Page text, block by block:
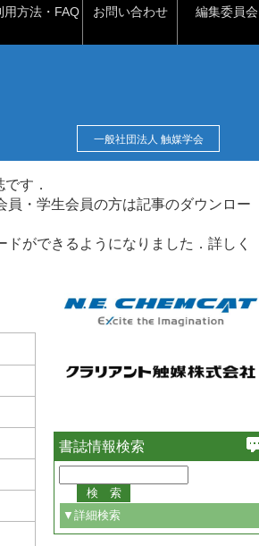
用方法・FAQ お問い合わせ 編集委員会
一般社団法人 触媒学会
す．
・学生会員の方は記事のダウンロー
ができるようになりました．詳しく
書誌情報検索
▼詳細検索